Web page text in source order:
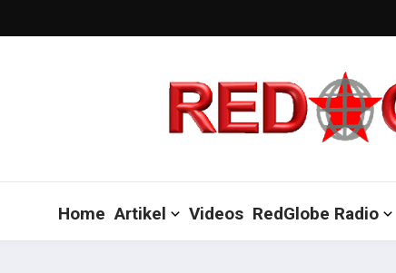
Home Artikel Videos RedGlobe Radio